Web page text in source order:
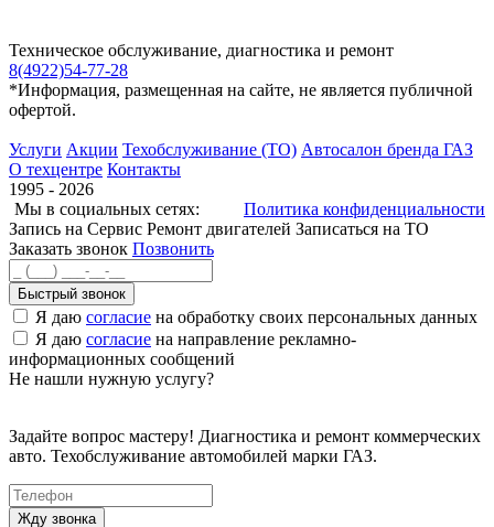
Техническое обслуживание, диагностика и ремонт
8(4922)54-77-28
*Информация, размещенная на сайте, не является публичной
офертой.
Услуги Акции Техобслуживание (ТО) Автосалон бренда ГАЗ
О техцентре Контакты
1995 - 2026
Мы в социальных сетях:
Политика конфиденциальности
Запись на Сервис Ремонт двигателей Записаться на ТО
Заказать звонок Позвонить
Быстрый звонок
Я даю согласие на обработку своих персональных данных
Я даю согласие на направление рекламно-
информационных сообщений
Не нашли нужную услугу?
Задайте вопрос мастеру! Диагностика и ремонт коммерческих
авто. Техобслуживание автомобилей марки ГАЗ.